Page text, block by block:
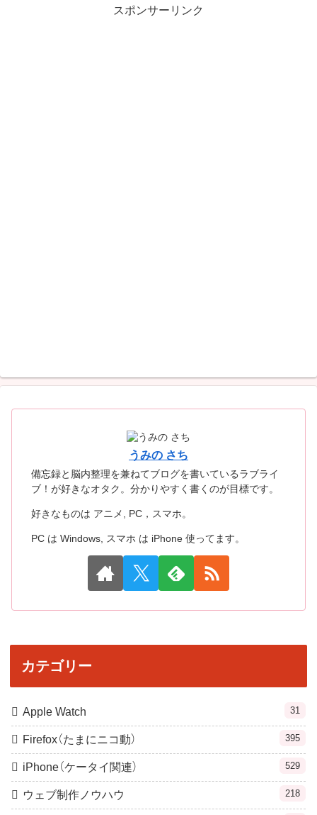
スポンサーリンク
うみの さち
備忘録と脳内整理を兼ねてブログを書いているラブライ
ブ！が好きなオタク。分かりやすく書くのが目標です。
好きなものは アニメ, PC，スマホ。
PC は Windows, スマホ は iPhone 使ってます。
カテゴリー
Apple Watch 31
Firefox（たまにニコ動） 395
iPhone（ケータイ関連） 529
ウェブ制作ノウハウ 218